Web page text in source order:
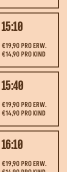
15:10
€19,90 PRO ERW.
€14,90 PRO KIND
15:40
€19,90 PRO ERW.
€14,90 PRO KIND
16:10
€19,90 PRO ERW.